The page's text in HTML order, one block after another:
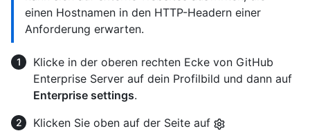
einen Hostnamen in den HTTP-Headern einer
Anforderung erwarten.
Klicke in der oberen rechten Ecke von GitHub
Enterprise Server auf dein Profilbild und dann auf
Enterprise settings.
Klicken Sie oben auf der Seite auf